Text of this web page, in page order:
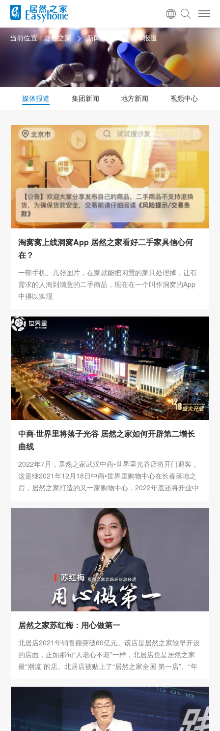
当前位置：居然之家 新闻中心 媒体报道
媒体报道 集团新闻 地方新闻 视频中心
淘窝窝上线洞窝App 居然之家看好二手家具信心何
在？
一部手机、几张图片，在家就能把闲置的家具处理掉，让有
需求的人淘到满意的二手商品，现在在一个叫作洞窝的App
中得以实现
中商·世界里将落子光谷 居然之家如何开辟第二增长
曲线
2022年7月，居然之家武汉中商•世界里光谷店将开门迎客，
这是继2021年12月18日中商•世界里购物中心在长春落地之
后，居然之家打造的又一家购物中心，2022年底还将开业中
省市”的发展规划正在紧锣密鼓地推进中。
居然之家苏红梅：用心做第一
北居店2021年销售额突破60亿元。该店是居然之家较早开设
的店面，正如那句“人老心不老”一样，北居店也是居然之家
最“潮流”的店。北居店被贴上了“居然之家全国 第一店”、“年
者首选卖场”等多个标签。